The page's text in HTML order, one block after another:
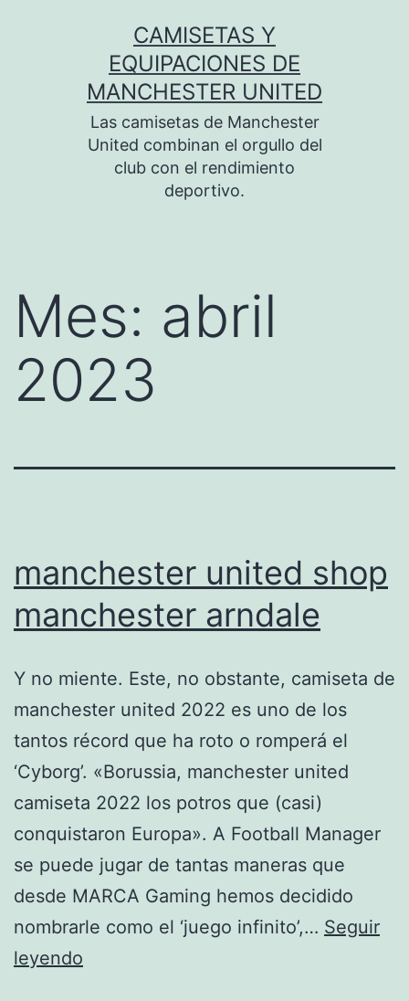
CAMISETAS Y
EQUIPACIONES DE
MANCHESTER UNITED
Las camisetas de Manchester
United combinan el orgullo del
club con el rendimiento
deportivo.
Mes: abril
2023
manchester united shop
manchester arndale
Y no miente. Este, no obstante, camiseta de
manchester united 2022 es uno de los
tantos récord que ha roto o romperá el
‘Cyborg’. «Borussia, manchester united
camiseta 2022 los potros que (casi)
conquistaron Europa». A Football Manager
se puede jugar de tantas maneras que
desde MARCA Gaming hemos decidido
nombrarle como el ‘juego infinito’,… Seguir
leyendo